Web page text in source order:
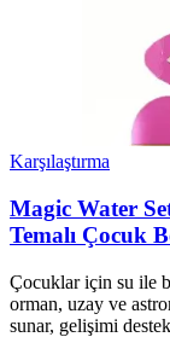
Karşılaştırma
Magic Water
Temalı Çocuk
Çocuklar için su ile
orman, uzay ve
sunar, gelişimi